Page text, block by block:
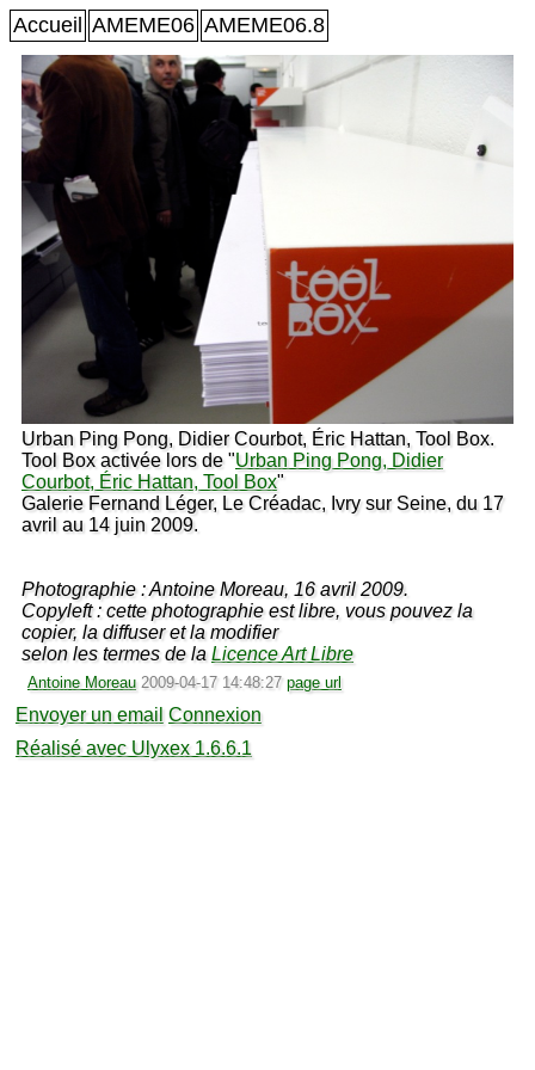
Accueil AMEME06 AMEME06.8
Urban Ping Pong, Didier Courbot, Éric Hattan, Tool Box.
Tool Box activée lors de "Urban Ping Pong, Didier
Courbot, Éric Hattan, Tool Box"
Galerie Fernand Léger, Le Créadac, Ivry sur Seine, du 17
avril au 14 juin 2009.
Photographie : Antoine Moreau, 16 avril 2009.
Copyleft : cette photographie est libre, vous pouvez la
copier, la diffuser et la modifier
selon les termes de laLicence Art Libre
Antoine Moreau 2009-04-17 14:48:27 page url
Envoyer un email Connexion
Réalisé avec Ulyxex 1.6.6.1